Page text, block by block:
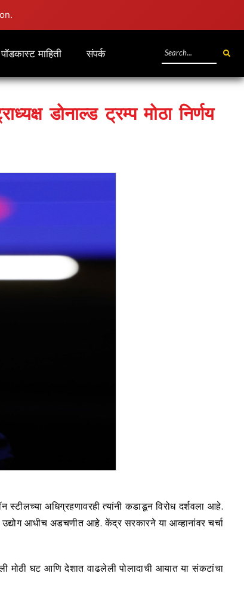
पॉडकास्ट माहिती संपर्क
डोनाल्ड ट्रम्प मोठा निर्णय
अधिग्रहणावरही त्यांनी कडाडून विरोध दर्शवला आहे.
उद्योग आधीच अडचणीत आहे. केंद्र सरकारने या आव्हानांवर चर्चा
मोठी घट आणि देशात वाढलेली पोलादाची आयात या संकटांचा